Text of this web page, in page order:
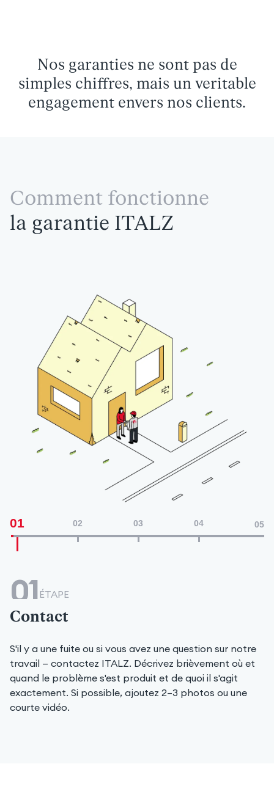
Nos garanties ne sont pas de
simples chiffres, mais un véritable
engagement envers nos clients.
Comment fonctionne
la garantie ITALZ
01 02 03 04 05
01ÉTAPE
Contact
S'il y a une fuite ou si vous avez une question sur notre
travail — contactez ITALZ. Décrivez brièvement où et
quand le problème s'est produit et de quoi il s'agit
exactement. Si possible, ajoutez 2–3 photos ou une
courte vidéo.